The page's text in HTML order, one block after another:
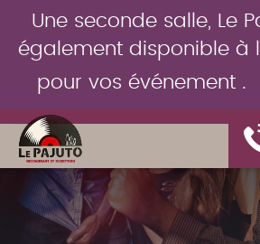
Une seconde salle, Le
également disponible à
pour vos événement .